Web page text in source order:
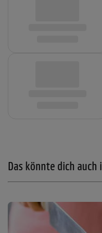
Das könnte dich